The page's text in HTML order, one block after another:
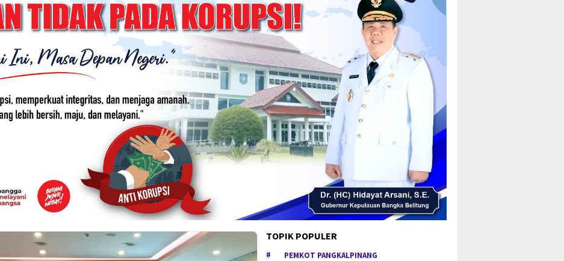
TOPIK POPULER
PEMKOT PANGKALPINANG